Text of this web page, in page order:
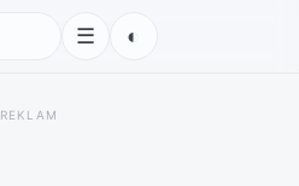
☰ ◐
REKLAM